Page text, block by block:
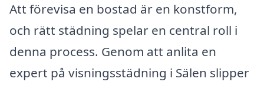
Att förevisa en bostad är en konstform,
och rätt städning spelar en central roll i
denna process. Genom att anlita en
expert på visningsstädning i Sälen slipper